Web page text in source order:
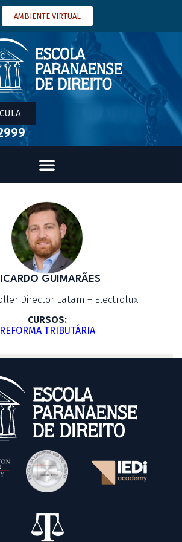
AMBIENTE VIRTUAL
GUIMARÃES
Director Latam – Electrolux
CURSOS:
REFORMA TRIBUTÁRIA